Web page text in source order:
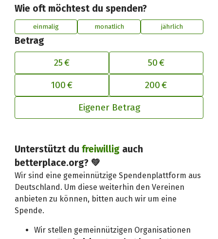
Wie oft möchtest du spenden?
einmalig monatlich jährlich
Betrag
25 €
50 €
100 € 200 €
Eigener Betrag
Unterstützt dufreiwillig auch
betterplace.org? 💚
Wir sind eine gemeinnützige Spendenplattform aus
Deutschland. Um diese weiterhin den Vereinen
anbieten zu können, bitten auch wir um eine
Spende.
Wir stellen gemeinnützigen Organisationen
Deinen Beitrag an betterplace